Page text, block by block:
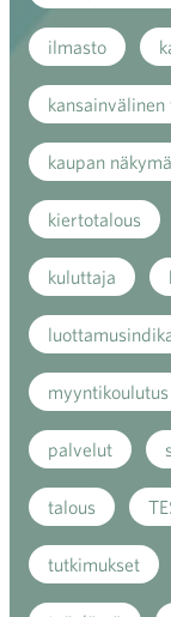
ilmasto
kaupan
kiertotalous
kuluttaja
myyntikoulutus
palvelut
talous
tutkimukset